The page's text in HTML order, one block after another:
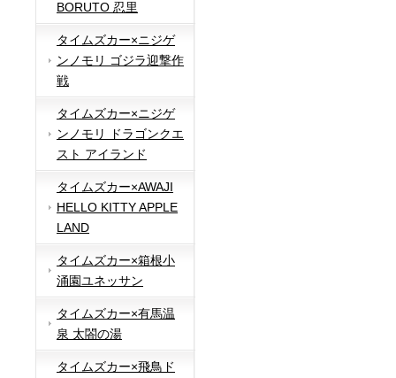
BORUTO 忍里
タイムズカー×ニジゲ
ンノモリ ゴジラ迎撃作
戦
タイムズカー×ニジゲ
ンノモリ ドラゴンクエ
スト アイランド
タイムズカー×AWAJI
HELLO KITTY APPLE
LAND
タイムズカー×箱根小
涌園ユネッサン
タイムズカー×有馬温
泉 太閤の湯
タイムズカー×飛鳥ド